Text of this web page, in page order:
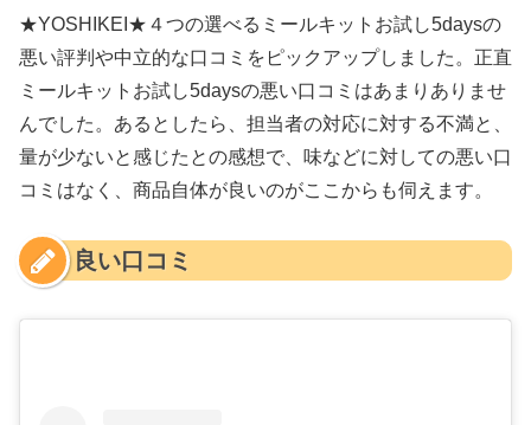
★YOSHIKEI★４つの選べるミールキットお試し5daysの
悪い評判や中立的な口コミをピックアップしました。正直
ミールキットお試し5daysの悪い口コミはあまりありませ
んでした。あるとしたら、担当者の対応に対する不満と、
量が少ないと感じたとの感想で、味などに対しての悪い口
コミはなく、商品自体が良いのがここからも伺えます。
良い口コミ